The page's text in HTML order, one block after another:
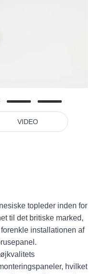
VIDEO
topleder inden for
til det britiske marked,
installationen af
hvilket